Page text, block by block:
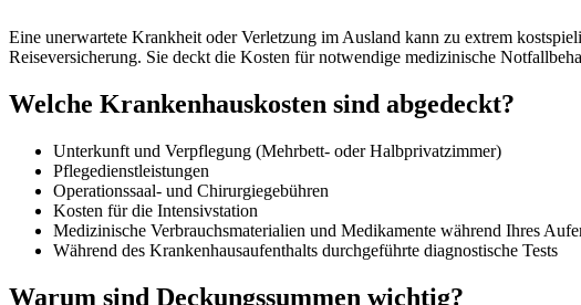
Eine unerwartete Krankheit oder Verletzung im Ausland kann zu extrem
Reiseversicherung. Sie deckt die Kosten für notwendige medizinische
Welche Krankenhauskosten sind abgedeckt?
Unterkunft und Verpflegung (Mehrbett- oder Halbprivatzimmer)
Pflegedienstleistungen
Operationssaal- und Chirurgiegebühren
Kosten für die Intensivstation
Medizinische Verbrauchsmaterialien und Medikamente während Ihres
Während des Krankenhausaufenthalts durchgeführte diagnostische Tests
Warum sind Deckungssummen wichtig?